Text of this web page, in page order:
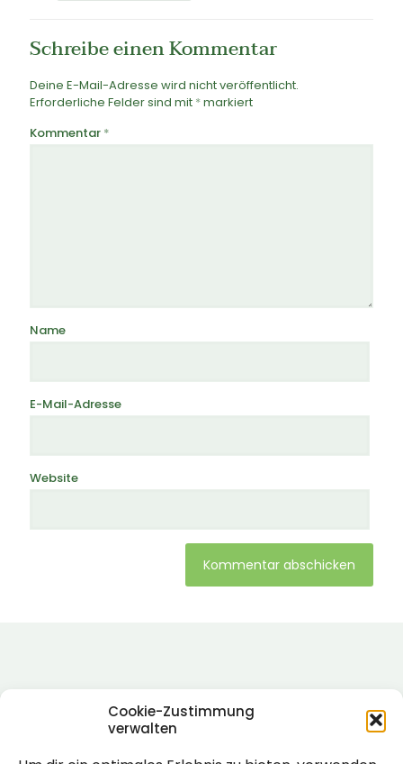
Cookie-Zustimmung
verwalten
Schreibe einen Kommentar
Deine E-Mail-Adresse wird nicht veröffentlicht.
Erforderliche Felder sind mit *markiert
Kommentar *
Name
E-Mail-Adresse
Website